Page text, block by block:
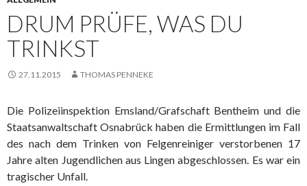
DRUM PRÜFE, WAS DU
TRINKST
27.11.2015 THOMAS PENNEKE
Die Polizeiinspektion Emsland/Grafschaft Bentheim und die
Staatsanwaltschaft Osnabrück haben die Ermittlungen im Fall
des nach dem Trinken von Felgenreiniger verstorbenen 17
Jahre alten Jugendlichen aus Lingen abgeschlossen. Es war ein
tragischer Unfall.